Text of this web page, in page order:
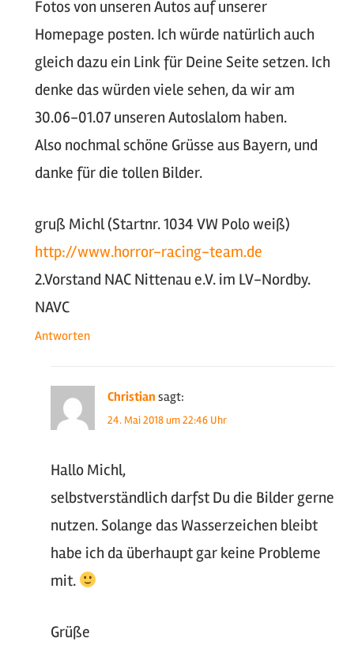
Fotos von unseren Autos auf unserer
Homepage posten. Ich würde natürlich auch
gleich dazu ein Link für Deine Seite setzen. Ich
denke das würden viele sehen, da wir am
30.06-01.07 unseren Autoslalom haben.
Also nochmal schöne Grüsse aus Bayern, und
danke für die tollen Bilder.
gruß Michl (Startnr. 1034 VW Polo weiß)
http://www.horror-racing-team.de
2.Vorstand NAC Nittenau e.V. im LV-Nordby.
NAVC
Antworten
Christian sagt:
24. Mai 2018 um 22:46 Uhr
Hallo Michl,
selbstverständlich darfst Du die Bilder gerne
nutzen. Solange das Wasserzeichen bleibt
habe ich da überhaupt gar keine Probleme
mit.
Grüße